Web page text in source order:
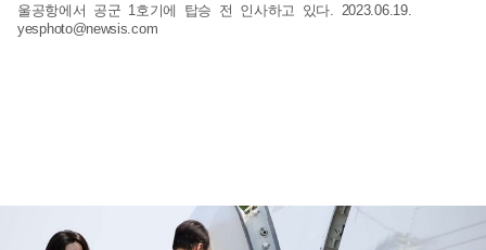
울공항에서 공군 1호기에 탑승 전 인사하고 있다. 2023.06.19.
yesphoto@newsis.com